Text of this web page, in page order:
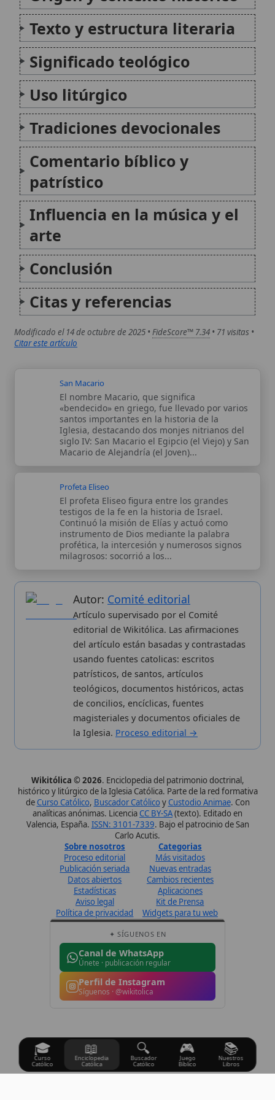
patrístico
Influencia en la música y el
arte
Conclusión
Citas y referencias
Modificado el 14 de octubre de 2025 •
Citar este artículo
San Macario
El nombre Macario, que significa
«bendecido» en griego, fue llevado por varios
santos importantes en la historia de la
Iglesia, destacando dos monjes nitrianos del
siglo IV: San Macario el Egipcio (el Viejo) y San
Macario de Alejandría (el Joven)...
El profeta Eliseo figura entre los grandes
testigos de la fe en la historia de Israel.
instrumento de Dios mediante la palabra
profética, la intercesión y numerosos signos
Autor:Comité editorial
Artículo supervisado por el Comité
editorial de Wikitólica. Las afirmaciones
del artículo están basadas y contrastadas
usando fuentes catolicas: escritos
de concilios, encíclicas, fuentes
magisteriales y documentos oficiales de
la Iglesia. Proceso editorial →
Wikitólica © 2026. Enciclopedia del patrimonio doctrinal,
deCurso Católico,Buscador CatólicoyCustodio Animae. Con
analíticas anónimas. Licencia
Valencia, España.ISSN: 3101-7339. Bajo el patrocinio de San
Carlo Acutis.
Sobre nosotros
Proceso editorial
Publicación seriada
Datos abiertos
Estadísticas
Aviso legal
Política de privacidad
Categorias
Más visitados
Nuevas entradas
Cambios recientes
Aplicaciones
Kit de Prensa
Widgets para tu web
✦ SÍGUENOS EN
Canal de WhatsApp
Únete · publicación regular
Síguenos · @wikitolica